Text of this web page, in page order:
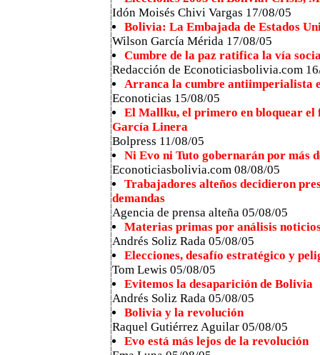
Idón Moisés Chivi Vargas 17/08/05
Bolivia: La Embajada de Estados
Wilson García Mérida 17/08/05
Cumbre de la paz ratifica la vía
Redacción de Econoticiasbolivia.com
Arranca la cumbre antiimperialista
Econoticias 15/08/05
El Mallku, el primero en bloquear
García Linera
Bolpress 11/08/05
Ni Evo ni Tuto gobernarán por más
Econoticiasbolivia.com 08/08/05
Trabajadores alteños decidieron
demandas
Agencia de prensa alteña 05/08/05
Materias primas por análisis
Andrés Soliz Rada 05/08/05
Elecciones, desafío estratégico y
Tom Lewis 05/08/05
Evitemos la desaparición de Bolivia
Andrés Soliz Rada 05/08/05
Bolivia y la revolución
Raquel Gutiérrez Aguilar 05/08/05
Evo está más lejos de la revolución